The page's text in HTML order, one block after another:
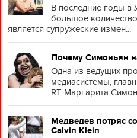
В последние годы в
большое
является супружеские измен...
Почему Симоньян
Одна из ведущих
медиасистемы,
RT Маргарита
Медведев потряс
Calvin Klein